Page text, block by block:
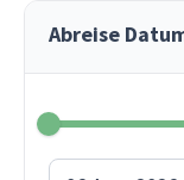
Abreise